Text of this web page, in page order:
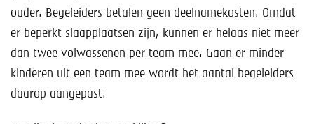
ouder. Begeleiders betalen geen deelnamekosten. Omdat
er beperkt slaapplaatsen zijn, kunnen er helaas niet meer
dan twee volwassenen per team mee. Gaan er minder
kinderen uit een team mee wordt het aantal begeleiders
daarop aangepast.